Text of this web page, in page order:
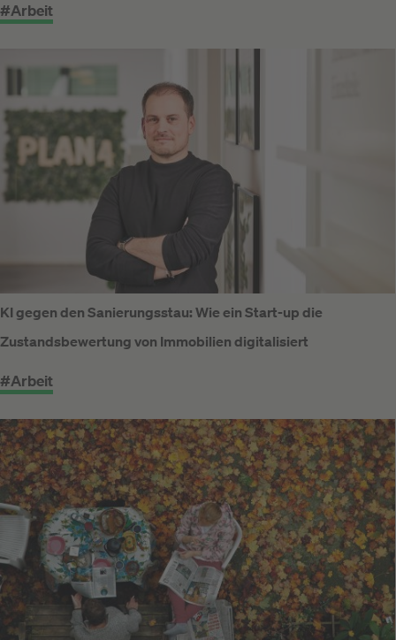
#Arbeit
KI gegen den Sanierungsstau: Wie ein Start-up die
Zustandsbewertung von Immobilien digitalisiert
#Arbeit